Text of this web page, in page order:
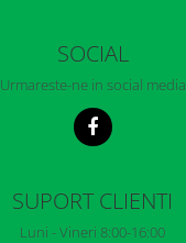
SOCIAL
Urmareste-ne in social media
SUPORT CLIENTI
Luni - Vineri 8:00-16:00